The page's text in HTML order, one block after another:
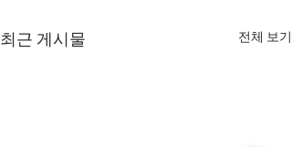
최근 게시물 전체 보기